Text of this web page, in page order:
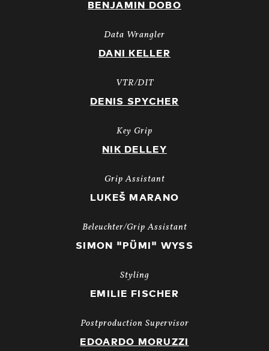
BENJAMIN DOBO
Data Wrangler
DANI KELLER
VTR/DIT
DENIS SPYCHER
Key Grip
NIK DELLEY
Grip Assistant
LUKEŠ MARANO
Beleuchter/Grip Assistant
SIMON "PÜMI" WYSS
Styling
EMILIE FISCHER
Postproduction Supervisor
EDOARDO MORUZZI